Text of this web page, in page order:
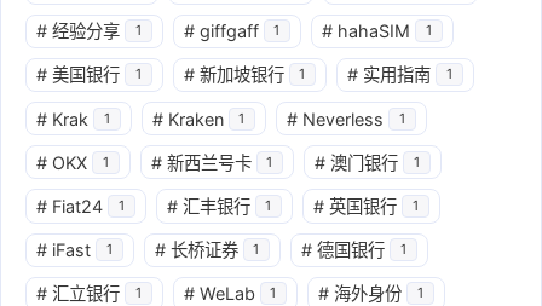
# 经验分享 1 # giffgaff 1 # hahaSIM 1
# 美国银行 1 # 新加坡银行 1 # 实用指南 1
# Krak 1 # Kraken 1 # Neverless 1
# OKX 1 # 新西兰号卡 1 # 澳门银行 1
# Fiat24 1 # 汇丰银行 1 # 英国银行 1
# iFast 1 # 长桥证券 1 # 德国银行 1
# 汇立银行 1 # WeLab 1 # 海外身份 1